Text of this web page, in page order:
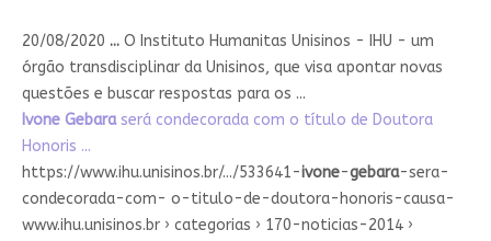
20/08/2020 ...O Instituto Humanitas Unisinos - IHU - um
órgão transdisciplinar da Unisinos, que visa apontar novas
questões e buscar respostas para os ...
Ivone Gebaraserá condecorada com o título de Doutora
Honoris ...
https://www.ihu.unisinos.br/.../533641-ivone-gebara-sera-
condecorada-com- o-titulo-de-doutora-honoris-causa-
www.ihu.unisinos.br › categorias › 170-noticias-2014 ›